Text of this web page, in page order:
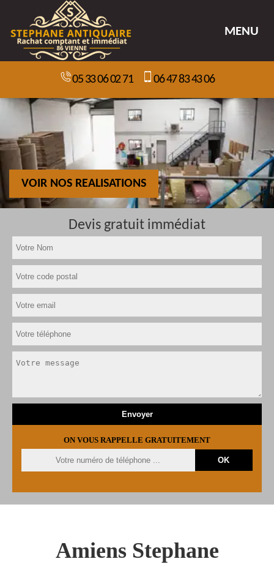
MENU
05 33 06 02 71 06 47 83 43 06
VOIR NOS REALISATIONS
Devis gratuit immédiat
ON VOUS RAPPELLE GRATUITEMENT
Amiens Stephane